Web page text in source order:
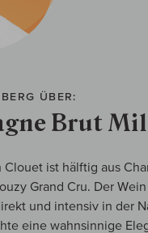
ÜBER:
Brut
Clouet ist hälftig aus
Grand Cru. Der
und intensiv in der
eine wahnsinnige